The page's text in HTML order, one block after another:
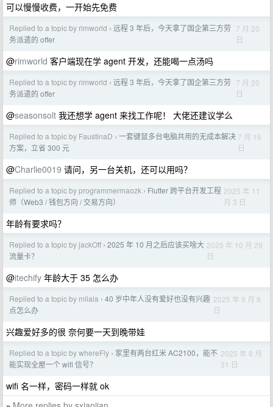
可以慢慢收费，一开始先免费
Replied to a topic by rimworld › 远程 3 年后，今天拿了国企第三方劳
务派遣的 offer
7 月 20
日
@rimworld 客户端现在学 agent 开发，还能喝一点汤吗
Replied to a topic by rimworld › 远程 3 年后，今天拿了国企第三方劳
务派遣的 offer
7 月 20
日
@seasonsolt 我还想学 agent 来找工作呢！ 大佬还建议学么
Replied to a topic by FaustinaD › 一套键鼠多台电脑共用的无成本解决
方案，立省 300 元
7 月 16
日
@Charlie0019 请问，另一台关机，还可以用吗？
Replied to a topic by programmermaozk › Flutter 跨平台开发工程
师（Web3 / 钱包方向 / 交易方向）
2025 年 11
月 3 日
年龄有要求吗？
Replied to a topic by jackOff › 2025 年 10 月之后应该买啥大
流量卡？
2025 年 10 月 29
日
@itechify 年龄大于 35 怎么办
Replied to a topic by milala › 40 岁中年人没有爱好也没有兴趣
点怎么办
2025 年 9 月 8
日
兴趣爱好多的很 奈何要一天到晚带娃
Replied to a topic by whereFly › 家里有两台红米 AC2100，能不
能实现全屋一个 wifi 信号？
2025 年 8 月
31 日
wifi 名一样，密码一样就 ok